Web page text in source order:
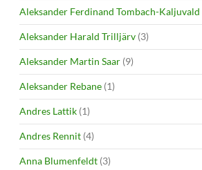
Aleksander Ferdinand Tombach-Kaljuvald
Aleksander Harald Trilljärv (3)
Aleksander Martin Saar (9)
Aleksander Rebane (1)
Andres Lattik (1)
Andres Rennit (4)
Anna Blumenfeldt (3)